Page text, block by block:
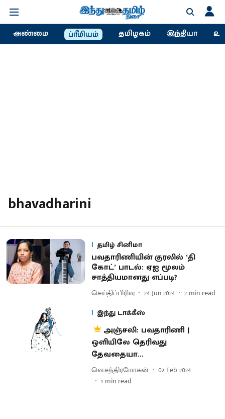
அண்மை ப்ரீமியம் தமிழகம் இந்தியா
bhavadharini
தமிழ் சினிமா
பவதாரிணியின் குரலில் ‘தி
கோட்’ பாடல்: ஏஐ மூலம்
சாத்தியமானது எப்படி?
செய்திப்பிரிவு 24 Jun 2024 2 min read
இந்து டாக்கீஸ்
அஞ்சலி: பவதாரிணி |
ஒளியிலே தெரிவது
தேவதையா…
வெ.சந்திரமோகன்
02 Feb 2024
1 min read